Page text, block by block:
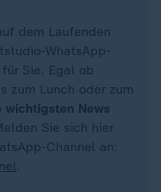
dem Laufenden
WhatsApp-
Sie. Egal ob
zum Lunch oder zum
wichtigsten News
Sie sich hier
Channel an:
.